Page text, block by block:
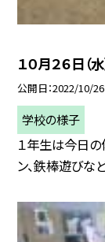
１０月２６日
公開日 2022/10/26
学校の様子
１年生は今日の
ン、鉄棒遊びな